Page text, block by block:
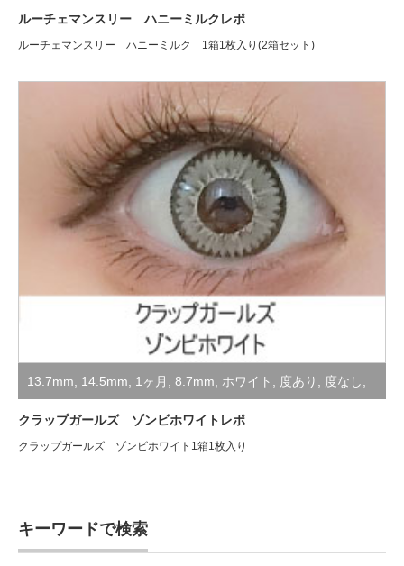
装着レポ
ルーチェマンスリー ハニーミルクレポ
ルーチェマンスリー ハニーミルク 1箱1枚入り(2箱セット)
13.7mm, 14.5mm, 1ヶ月 , 8.7mm, ホワイト , 度あり , 度なし,
装着レポ,高発色・コスプレ用
クラップガールズ ゾンビホワイトレポ
クラップガールズ ゾンビホワイト1箱1枚入り
キーワードで検索